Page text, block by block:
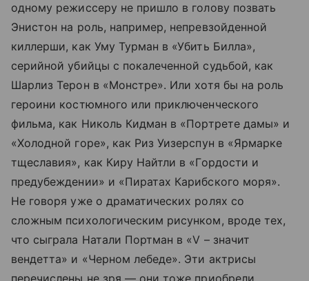
одному режиссеру не пришло в голову позвать
Энистон на роль, например, непревзойденной
киллерши, как Уму Турман в «Убить Билла»,
серийной убийцы с покалеченной судьбой, как
Шарлиз Терон в «Монстре». Или хотя бы на роль
героини костюмного или приключенческого
фильма, как Николь Кидман в «Портрете дамы» и
«Холодной горе», как Риз Уизерспун в «Ярмарке
тщеславия», как Киру Найтли в «Гордости и
предубеждении» и «Пиратах Карибского моря».
Не говоря уже о драматических ролях со
сложным психологическим рисунком, вроде тех,
что сыграла Натали Портман в «V – значит
вендетта» и «Черном лебеде». Эти актрисы